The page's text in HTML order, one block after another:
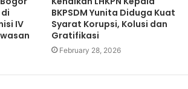
IV
BKPSDM Yunita Diduga Kuat
Syarat Korupsi, Kolusi dan
Gratifikasi
February 28, 2026